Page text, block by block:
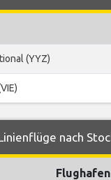
(YYZ)
nach
Flughafen